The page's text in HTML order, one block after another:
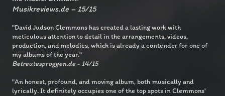
Musikreviews.de – 15/15
"David Judson Clemmons has created a lasting work with
meticulous attention to detail in the arrangements, videos,
production, and melodies, which is already a contender for one of
my albums of the year."
Betreutesproggen.de - 14/15
"An honest, profound, and moving album, both musically and
lyrically. It definitely occupies one of the top spots in Clemmons'